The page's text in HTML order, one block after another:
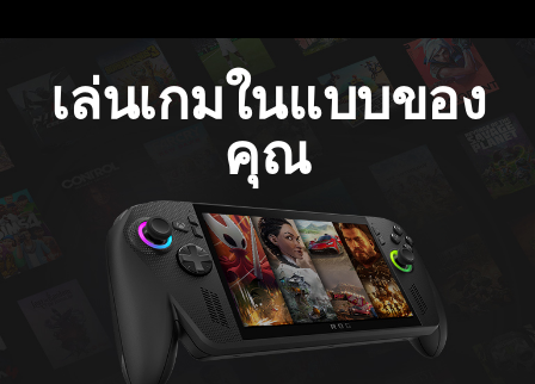
เล่นเกมในแบบของ
คุณ